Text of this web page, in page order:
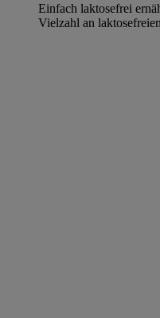
Einfach laktosefrei
Vielzahl an